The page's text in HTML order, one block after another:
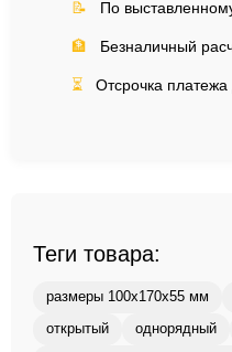
📝 По
🏦 Безналичный
⏳ Отсрочка
Теги товара:
размеры 100x170x55 мм
открытый однорядный